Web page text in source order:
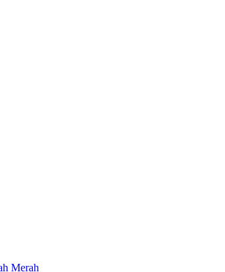
Merah